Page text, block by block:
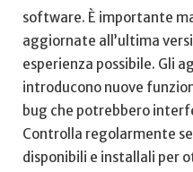
software.⁤ È importante​
aggiornate all’ultima
esperienza ⁤possibile. ⁢Gli
introducono ⁤nuove
bug che potrebbero
Controlla ‍regolarmente
disponibili e installali per